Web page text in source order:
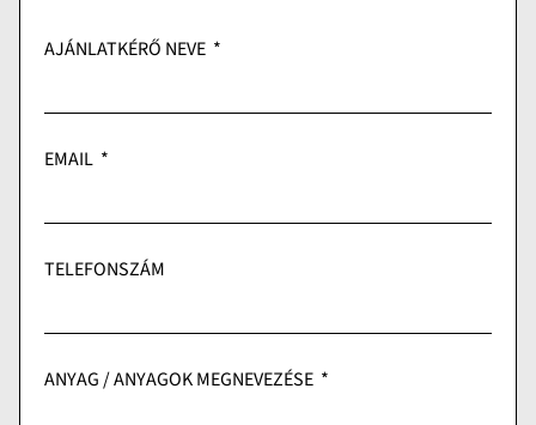
AJÁNLATKÉRŐ NEVE
EMAIL
TELEFONSZÁM
ANYAG / ANYAGOK MEGNEVEZÉSE